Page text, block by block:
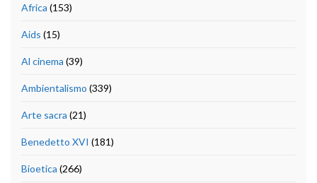
Africa (153)
Aids (15)
Al cinema (39)
Ambientalismo (339)
Arte sacra (21)
Benedetto XVI (181)
Bioetica (266)